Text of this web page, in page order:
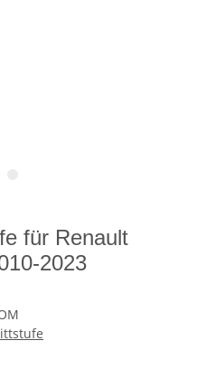
für Renault
2023